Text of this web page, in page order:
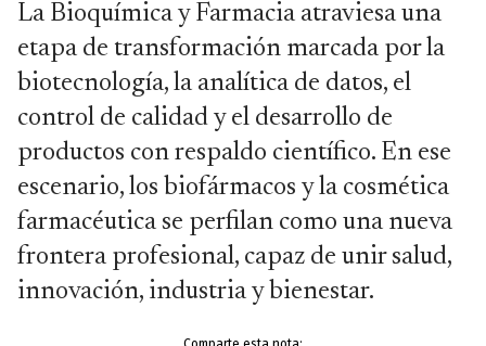
La Bioquímica y Farmacia atraviesa una
etapa de transformación marcada por la
biotecnología, la analítica de datos, el
control de calidad y el desarrollo de
productos con respaldo científico. En ese
escenario, los biofármacos y la cosmética
farmacéutica se perfilan como una nueva
frontera profesional, capaz de unir salud,
innovación, industria y bienestar.